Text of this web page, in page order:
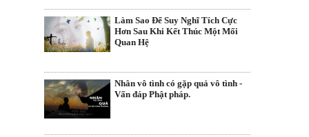
Làm Sao Để Suy Nghĩ Tích Cực
Hơn Sau Khi Kết Thúc Một Mối
Quan Hệ
Nhân vô tình có gặp quả vô tình -
Vấn đáp Phật pháp.